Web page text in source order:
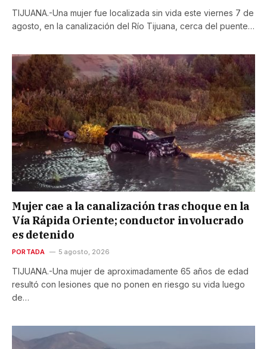
TIJUANA.-Una mujer fue localizada sin vida este viernes 7 de
agosto, en la canalización del Río Tijuana, cerca del puente…
Mujer cae a la canalización tras choque en la
Vía Rápida Oriente; conductor involucrado
es detenido
PORTADA 5 agosto, 2026
TIJUANA.-Una mujer de aproximadamente 65 años de edad
resultó con lesiones que no ponen en riesgo su vida luego
de…